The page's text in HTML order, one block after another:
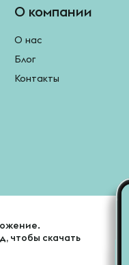
О компании
О нас
Блог
Контакты
чтобы скачать